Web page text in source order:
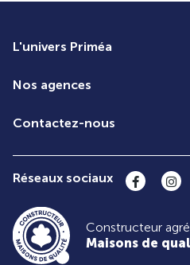
L'univers Priméa
Nos agences
Contactez-nous
Réseaux sociaux
Constructeur
Maisons de